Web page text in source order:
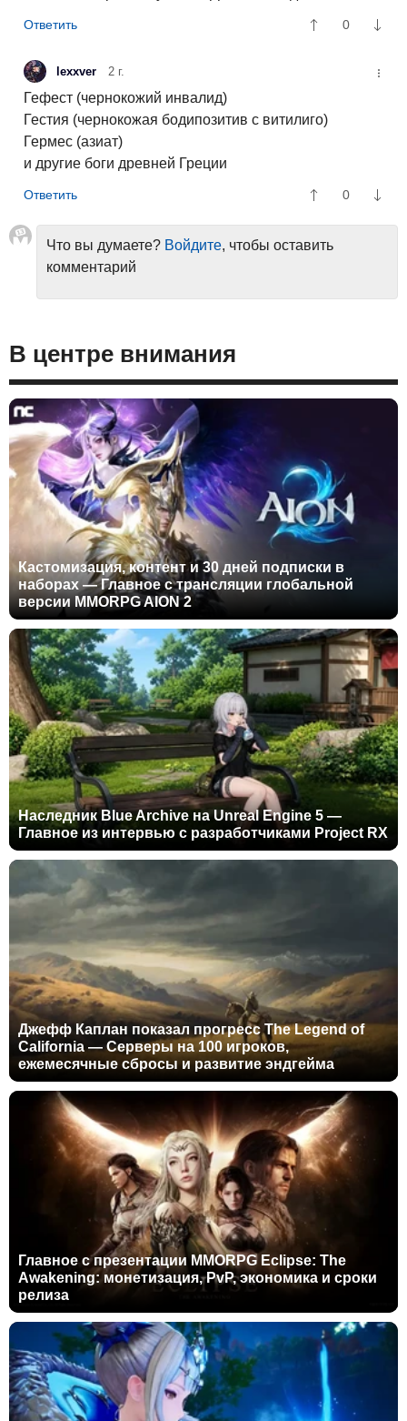
0
lexxver 2 г.
Гефест (чернокожий инвалид)
Гестия (чернокожая бодипозитив с витилиго)
Гермес (азиат)
и другие боги древней Греции
0
Что вы думаете? Войдите, чтобы оставить
комментарий
В центре внимания
Кастомизация, контент и 30 дней подписки в
наборах — Главное с трансляции глобальной
версии MMORPG AION 2
Наследник Blue Archive на Unreal Engine 5 —
Главное из интервью с разработчиками Project RX
Джефф Каплан показал прогресс The Legend of
California — Серверы на 100 игроков,
ежемесячные сбросы и развитие эндгейма
Главное с презентации MMORPG Eclipse: The
Awakening: монетизация, PvP, экономика и сроки
релиза